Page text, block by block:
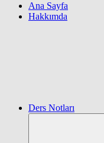
Ana Sayfa
Hakkımda
Ders Notları